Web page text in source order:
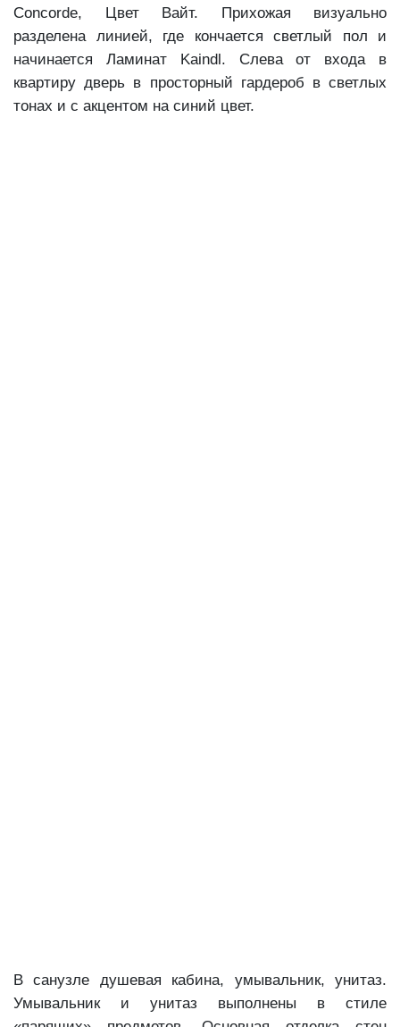
Concorde, Цвет Вайт. Прихожая визуально
разделена линией, где кончается светлый пол и
начинается Ламинат Kaindl. Слева от входа в
квартиру дверь в просторный гардероб в светлых
тонах и с акцентом на синий цвет.
В санузле душевая кабина, умывальник, унитаз.
Умывальник и унитаз выполнены в стиле